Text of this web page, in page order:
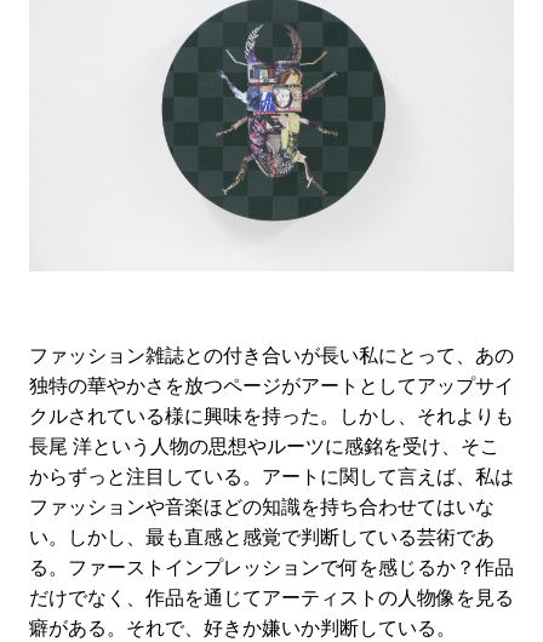
ファッション雑誌との付き合いが長い私にとって、あの
独特の華やかさを放つページがアートとしてアップサイ
クルされている様に興味を持った。しかし、それよりも
長尾 洋という人物の思想やルーツに感銘を受け、そこ
からずっと注目している。アートに関して言えば、私は
ファッションや音楽ほどの知識を持ち合わせてはいな
い。しかし、最も直感と感覚で判断している芸術であ
る。ファーストインプレッションで何を感じるか？作品
だけでなく、作品を通じてアーティストの人物像を見る
癖がある。それで、好きか嫌いか判断している。